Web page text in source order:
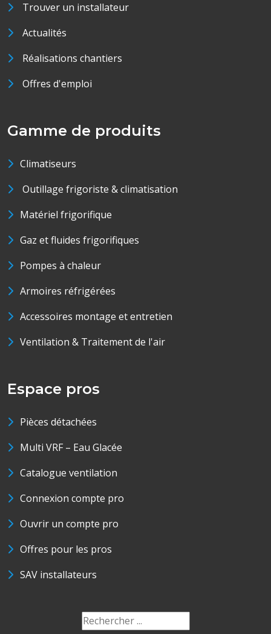
Trouver un installateur
Actualités
Réalisations chantiers
Offres d'emploi
Gamme de produits
Climatiseurs
Outillage frigoriste & climatisation
Matériel frigorifique
Gaz et fluides frigorifiques
Pompes à chaleur
Armoires réfrigérées
Accessoires montage et entretien
Ventilation & Traitement de l'air
Espace pros
Pièces détachées
Multi VRF – Eau Glacée
Catalogue ventilation
Connexion compte pro
Ouvrir un compte pro
Offres pour les pros
SAV installateurs